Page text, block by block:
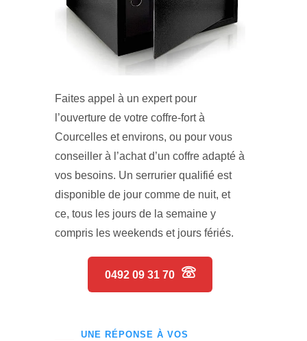
Faites appel à un expert pour
l’ouverture de votre coffre-fort à
Courcelles et environs, ou pour vous
conseiller à l’achat d’un coffre adapté à
vos besoins. Un serrurier qualifié est
disponible de jour comme de nuit, et
ce, tous les jours de la semaine y
compris les weekends et jours fériés.
0492 09 31 70
UNE RÉPONSE À VOS